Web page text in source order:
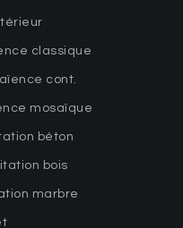
classique
cont.
mosaïque
béton
bois
marbre